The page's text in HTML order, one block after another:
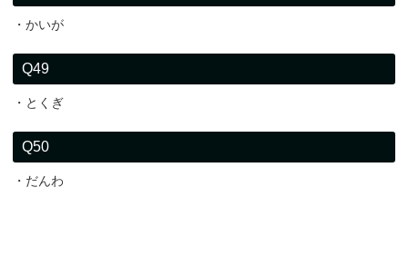
・かいが
Q49
・とくぎ
Q50
・だんわ